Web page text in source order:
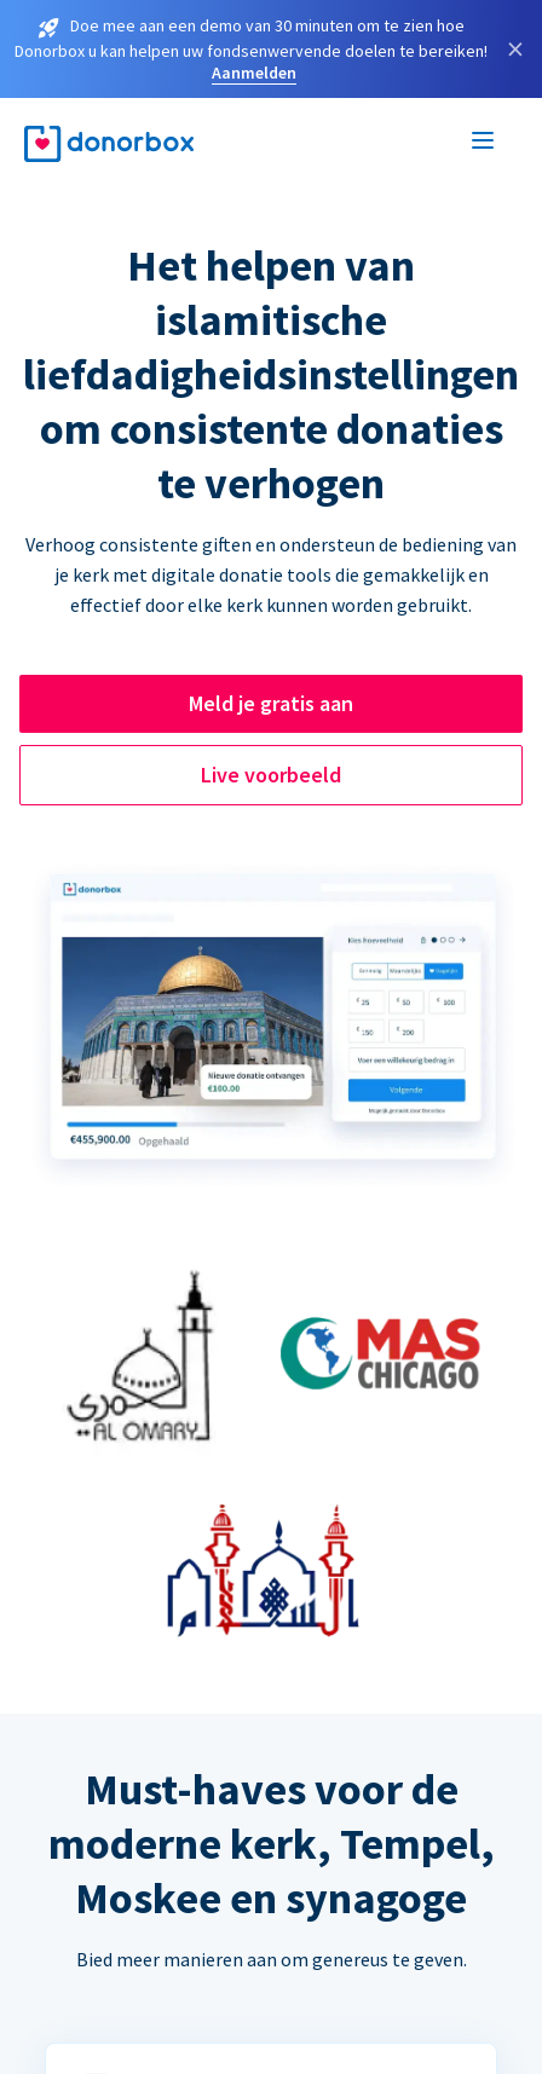
Doe mee aan een demo van 30 minuten om te zien hoe
Donorbox u kan helpen uw fondsenwervende doelen te bereiken!
Aanmelden
×
Het helpen van
islamitische
liefdadigheidsinstellingen
om consistente donaties
te verhogen
Verhoog consistente giften en ondersteun de bediening van
je kerk met digitale donatie tools die gemakkelijk en
effectief door elke kerk kunnen worden gebruikt.
Meld je gratis aan
Live voorbeeld
Must-haves voor de
moderne kerk, Tempel,
Moskee en synagoge
Bied meer manieren aan om genereus te geven.